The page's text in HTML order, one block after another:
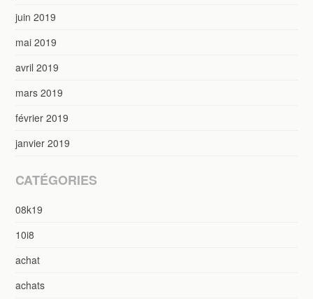
juin 2019
mai 2019
avril 2019
mars 2019
février 2019
janvier 2019
CATÉGORIES
08k19
10i8
achat
achats